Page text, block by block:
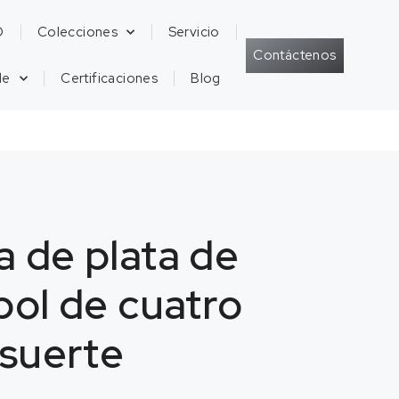
Colecciones Servicio
Certificaciones Blog
Contáctenos
de plata de
de cuatro